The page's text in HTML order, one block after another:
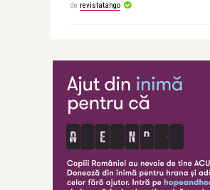
de revistatango